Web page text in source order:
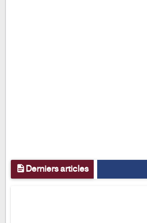
Derniers articles